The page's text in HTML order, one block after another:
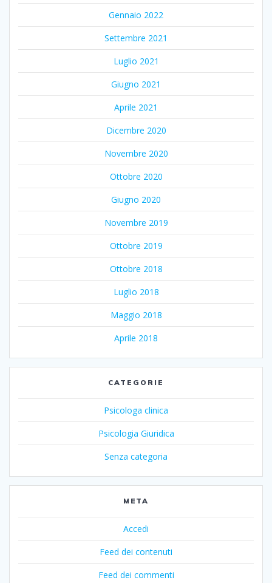
Gennaio 2022
Settembre 2021
Luglio 2021
Giugno 2021
Aprile 2021
Dicembre 2020
Novembre 2020
Ottobre 2020
Giugno 2020
Novembre 2019
Ottobre 2019
Ottobre 2018
Luglio 2018
Maggio 2018
Aprile 2018
CATEGORIE
Psicologa clinica
Psicologia Giuridica
Senza categoria
META
Accedi
Feed dei contenuti
Feed dei commenti